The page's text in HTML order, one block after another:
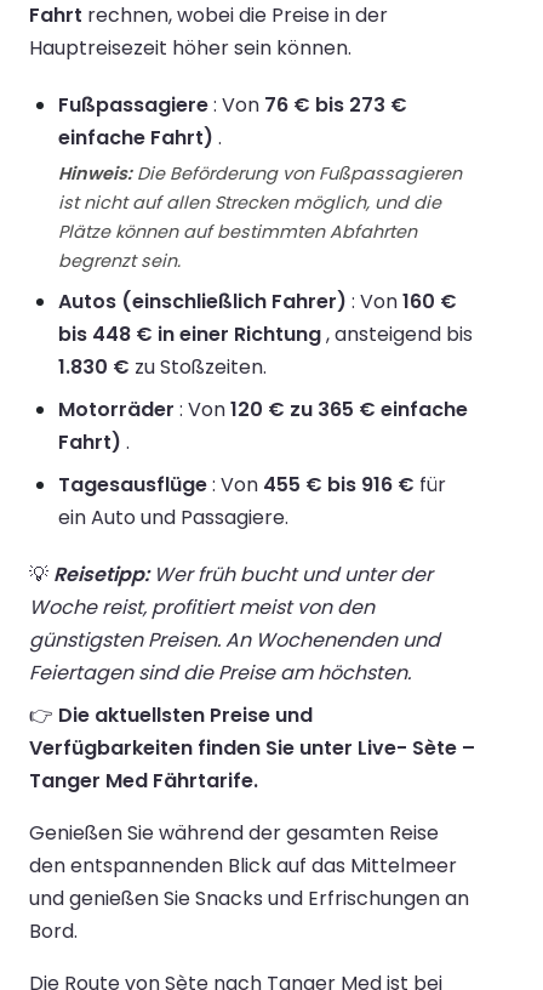
Fahrt rechnen, wobei die Preise in der
Hauptreisezeit höher sein können.
Fußpassagiere: Von 76 € bis 273 €
einfache Fahrt) .
Hinweis:Die Beförderung von Fußpassagieren
ist nicht auf allen Strecken möglich, und die
Plätze können auf bestimmten Abfahrten
begrenzt sein.
Autos (einschließlich Fahrer) : Von160 €
bis 448 € in einer Richtung, ansteigend bis
1.830 € zu Stoßzeiten.
Motorräder : Von120 € zu 365 € einfache
Fahrt) .
Tagesausflüge: Von 455 € bis 916 € für
ein Auto und Passagiere.
💡 Reisetipp:Wer früh bucht und unter der
Woche reist, profitiert meist von den
günstigsten Preisen. An Wochenenden und
Feiertagen sind die Preise am höchsten.
👉 Die aktuellsten Preise und
Verfügbarkeiten finden Sie unter Live- Sète –
Tanger Med Fährtarife.
Genießen Sie während der gesamten Reise
den entspannenden Blick auf das Mittelmeer
und genießen Sie Snacks und Erfrischungen an
Bord.
Die Route von Sète nach Tanger Med ist bei